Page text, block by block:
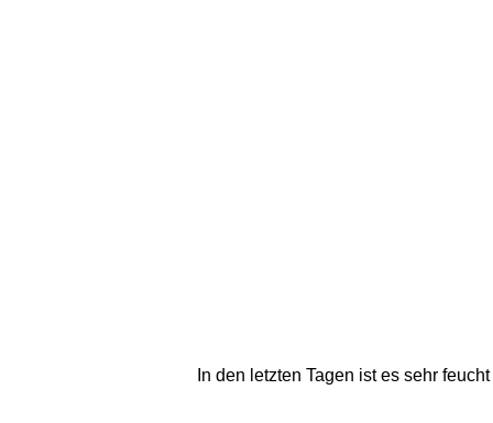
In den letzten Tagen ist es sehr